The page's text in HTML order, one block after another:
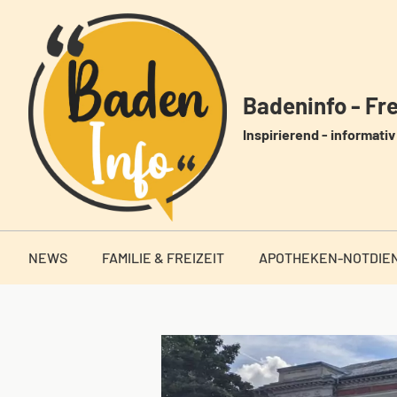
springen
Badeninfo -
Inspirierend -
NEWS FAMILIE & FREIZEIT APOTHEKEN-